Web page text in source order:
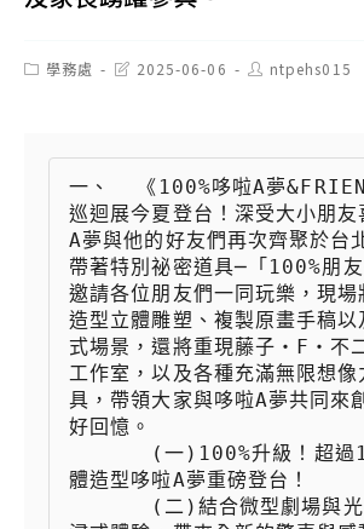
Post學務處
Post2025-06-06
Post
author:
ntpehs015
一、  《100%哆啦A夢
巡迴展今夏登台！深受大小朋友
A夢與他的好友們再次齊聚於台
帶著特別祕密道具─「100%朋友
邀請各位朋友們一同玩樂，現場
造型立體雕塑、複製原畫手稿以
式場景，還將重現藤子・F・不
工作室，以及各種充滿無限想像
具，帶領大家與哆啦A夢共同來
好回憶。
體造型哆啦A夢重磅登台！